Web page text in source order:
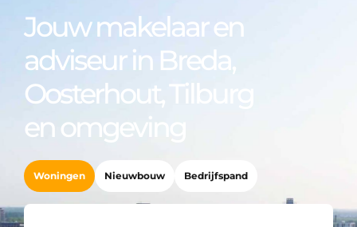
Jouw makelaar en
adviseur in Breda,
Oosterhout, Tilburg
en omgeving
Woningen Nieuwbouw Bedrijfspand